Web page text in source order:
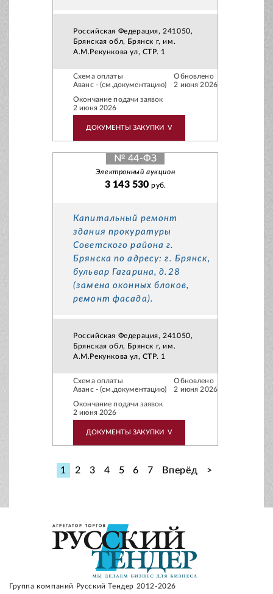
Российская Федерация, 241050,
Брянская обл, Брянск г, им.
А.М.Рекункова ул, СТР. 1
Схема оплаты
Аванс - (см.документацию)
Обновлено
2 июня 2026
Окончание подачи заявок
2 июня 2026
ДОКУМЕНТЫ ЗАКУПКИ V
№ 44-ФЗ
Электронный аукцион
3 143 530руб.
Капитальный ремонт
здания прокуратуры
Советского района г.
Брянска по адресу: г. Брянск,
бульвар Гагарина, д.28
(замена оконных блоков,
ремонт фасада).
Российская Федерация, 241050,
Брянская обл, Брянск г, им.
А.М.Рекункова ул, СТР. 1
Схема оплаты
Аванс - (см.документацию)
Обновлено
2 июня 2026
Окончание подачи заявок
2 июня 2026
ДОКУМЕНТЫ ЗАКУПКИ V
1 2 3 4 5 6 7 Вперёд >
Группа компаний Русский Тендер 2012-2026